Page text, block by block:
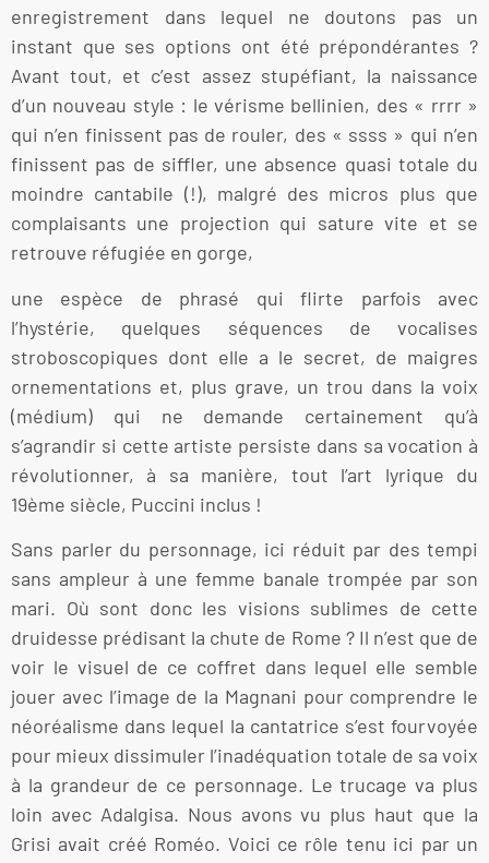
enregistrement dans lequel ne doutons pas un
instant que ses options ont été prépondérantes ?
Avant tout, et c’est assez stupéfiant, la naissance
d’un nouveau style : le vérisme bellinien, des « rrrr »
qui n’en finissent pas de rouler, des « ssss » qui n’en
finissent pas de siffler, une absence quasi totale du
moindre cantabile (!), malgré des micros plus que
complaisants une projection qui sature vite et se
retrouve réfugiée en gorge,
une espèce de phrasé qui flirte parfois avec
l’hystérie, quelques séquences de vocalises
stroboscopiques dont elle a le secret, de maigres
ornementations et, plus grave, un trou dans la voix
(médium) qui ne demande certainement qu’à
s’agrandir si cette artiste persiste dans sa vocation à
révolutionner, à sa manière, tout l’art lyrique du
19ème siècle, Puccini inclus !
Sans parler du personnage, ici réduit par des tempi
sans ampleur à une femme banale trompée par son
mari. Où sont donc les visions sublimes de cette
druidesse prédisant la chute de Rome ? Il n’est que de
voir le visuel de ce coffret dans lequel elle semble
jouer avec l’image de la Magnani pour comprendre le
néoréalisme dans lequel la cantatrice s’est fourvoyée
pour mieux dissimuler l’inadéquation totale de sa voix
à la grandeur de ce personnage. Le trucage va plus
loin avec Adalgisa. Nous avons vu plus haut que la
Grisi avait créé Roméo. Voici ce rôle tenu ici par un